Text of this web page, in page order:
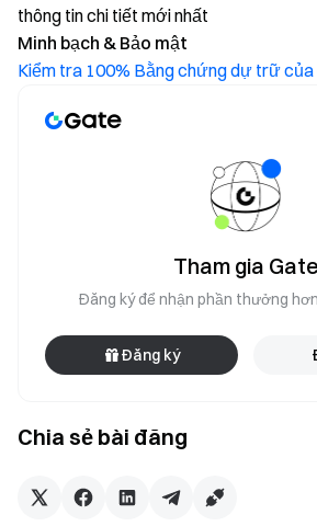
thông tin chi tiết mới nhất
Minh bạch & Bảo mật
Kiểm tra 100% Bằng chứng dự trữ của
Chia sẻ bài đăng
Tham gia Gate
Đăng ký để nhận phần thưởng
Đăng ký